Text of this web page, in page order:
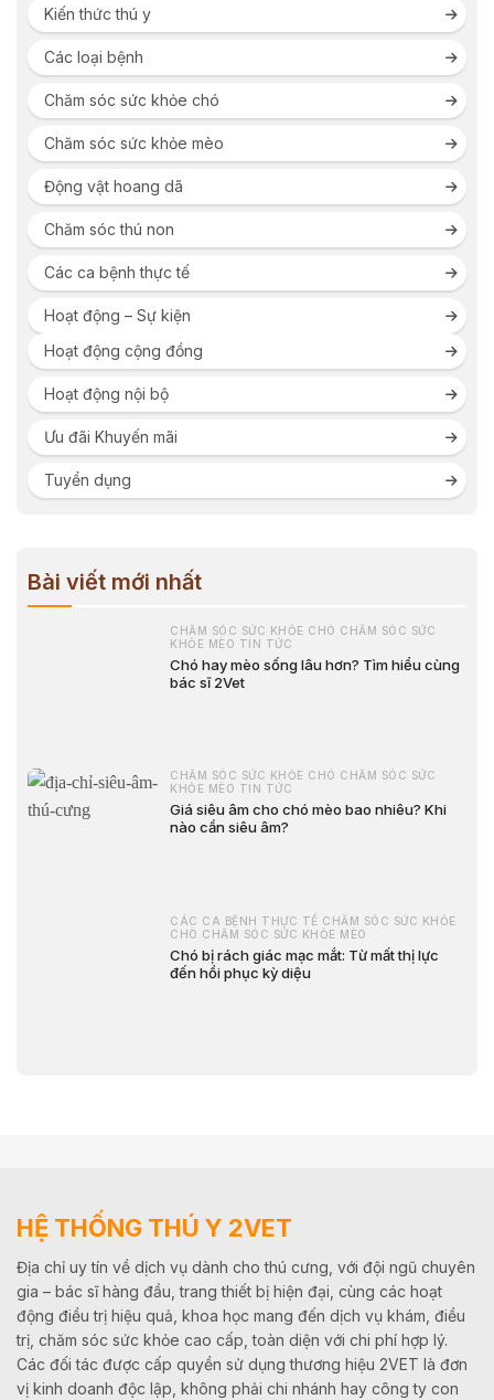
Kiến thức thú y
Các loại bệnh
Chăm sóc sức khỏe chó
Chăm sóc sức khỏe mèo
Động vật hoang dã
Chăm sóc thú non
Các ca bệnh thực tế
Hoạt động – Sự kiện
Hoạt động cộng đồng
Hoạt động nội bộ
Ưu đãi Khuyến mãi
Tuyển dụng
Bài viết mới nhất
CHĂM SÓC SỨC KHỎE CHÓ CHĂM SÓC SỨC
KHỎE MÈO TIN TỨC
Chó hay mèo sống lâu hơn? Tìm hiểu cùng
bác sĩ 2Vet
CHĂM SÓC SỨC KHỎE CHÓ CHĂM SÓC SỨC
KHỎE MÈO TIN TỨC
Giá siêu âm cho chó mèo bao nhiêu? Khi
nào cần siêu âm?
CÁC CA BỆNH THỰC TẾ CHĂM SÓC SỨC KHỎE
CHÓ CHĂM SÓC SỨC KHỎE MÈO
Chó bị rách giác mạc mắt: Từ mất thị lực
đến hồi phục kỳ diệu
HỆ THỐNG THÚ Y 2VET
Địa chỉ uy tín về dịch vụ dành cho thú cưng, với đội ngũ chuyên
gia – bác sĩ hàng đầu, trang thiết bị hiện đại, cùng các hoạt
động điều trị hiệu quả, khoa học mang đến dịch vụ khám, điều
trị, chăm sóc sức khỏe cao cấp, toàn diện với chi phí hợp lý.
Các đối tác được cấp quyền sử dụng thương hiệu 2VET là đơn
vị kinh doanh độc lập, không phải chi nhánh hay công ty con